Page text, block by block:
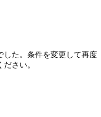
した。条件を変更して再度
さい。